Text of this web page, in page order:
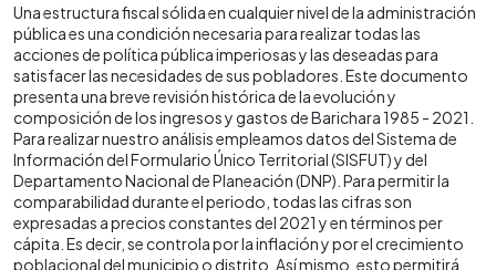
Una estructura fiscal sólida en cualquier nivel de la administración
pública es una condición necesaria para realizar todas las
acciones de política pública imperiosas y las deseadas para
satisfacer las necesidades de sus pobladores. Este documento
presenta una breve revisión histórica de la evolución y
composición de los ingresos y gastos de Barichara 1985 - 2021.
Para realizar nuestro análisis empleamos datos del Sistema de
Información del Formulario Único Territorial (SISFUT) y del
Departamento Nacional de Planeación (DNP). Para permitir la
comparabilidad durante el periodo, todas las cifras son
expresadas a precios constantes del 2021 y en términos per
cápita. Es decir, se controla por la inflación y por el crecimiento
poblacional del municipio o distrito. Así mismo, esto permitirá